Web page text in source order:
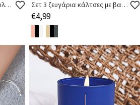
Σκουλαρίκια ανάγλυφα λουλούδι Σετ 3 ζευγάρια κάλτσες με βαμβάκι
€4,99